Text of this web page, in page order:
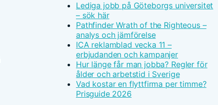
Lediga jobb på Göteborgs universitet
– sök här
Pathfinder Wrath of the Righteous –
analys och jämförelse
ICA reklamblad vecka 11 –
erbjudanden och kampanjer
Hur länge får man jobba? Regler för
ålder och arbetstid i Sverige
Vad kostar en flyttfirma per timme?
Prisguide 2026